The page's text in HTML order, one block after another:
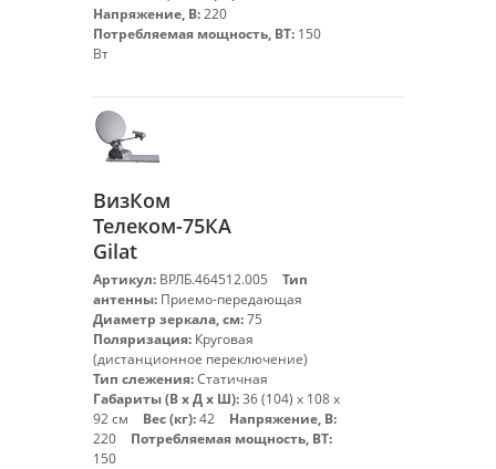
Напряжение, В:220
Потребляемая мощность, ВТ: 150
Вт
ВизКом
Телеком-75КА
Gilat
Артикул: ВРЛБ.464512.005
Тип
антенны: Приемо-передающая
Диаметр зеркала, см:75
Поляризация: Круговая
(дистанционное переключение)
Тип слежения:Статичная
Габариты (В х Д х Ш):36 (104) х 108 х
92 см
Вес (кг):42
Напряжение, В:
220
Потребляемая мощность, ВТ:
150